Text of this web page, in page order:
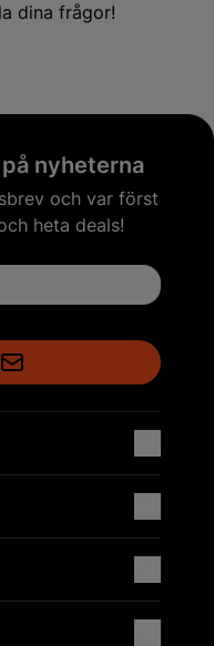
dina frågor!
nyheterna
och var först
heta deals!